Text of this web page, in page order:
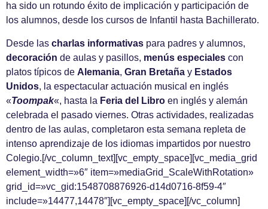
ha sido un rotundo éxito de implicación y participación de
los alumnos, desde los cursos de Infantil hasta Bachillerato.
Desde las charlas informativas para padres y alumnos,
decoración de aulas y pasillos, menús especiales con
platos típicos de Alemania, Gran Bretaña y Estados
Unidos, la espectacular actuación musical en inglés
«Toompak«, hasta la Feria del Libro en inglés y alemán
celebrada el pasado viernes. Otras actividades, realizadas
dentro de las aulas, completaron esta semana repleta de
intenso aprendizaje de los idiomas impartidos por nuestro
Colegio.[/vc_column_text][vc_empty_space][vc_media_grid
element_width=»6″ item=»mediaGrid_ScaleWithRotation»
grid_id=»vc_gid:1548708876926-d14d0716-8f59-4″
include=»14477,14478″][vc_empty_space][/vc_column]